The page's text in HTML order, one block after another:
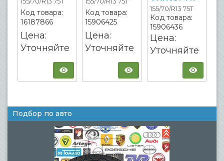
Код товара:
16187866
Цена:
Уточняйте
Код товара:
15906425
Цена:
Уточняйте
155/70/R13 75T
Код товара:
15906436
Цена:
Уточняйте
Подбор по авто